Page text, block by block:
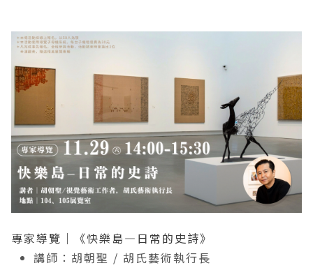
Pinkoi 電商平台
視覺影像資料庫│影音紀錄
藝術認證│高美館館刊
百夜藝術默讀│典藏閱讀
南島當代記憶工程│資料庫
典藏3D手上Run
流於形式—梁任宏個展(1999-2024)
透景線：實境的疊隱與擴張
民・間
2022高雄獎
2021 TAKAO．台客．南方HUE：李俊賢
南方作為相遇之所
來自大地的祝福— 2019-2020典藏捐贈展
感知棲所— 關鍵典藏2019-2020
南方作為相遇之所
感動兔 高美特展
感動虎 高美特展
感動鼠 高美特展
相遇在南方 - 教/學包
美術資源教室-手作課程
藝術遊戲號
畫想想‧想畫畫
尋寶高雄 - 校園推廣教材
組織職掌
規劃傳承
高美館大事記
高美之友
美術館會員
合作夥伴
專家導覽｜《快樂島—日常的史詩》
講師：胡朝聖 / 胡氏藝術執行長